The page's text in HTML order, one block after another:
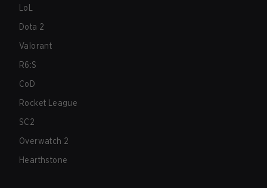
LoL
Dota 2
Valorant
R6:S
CoD
Rocket League
SC2
Overwatch 2
Hearthstone